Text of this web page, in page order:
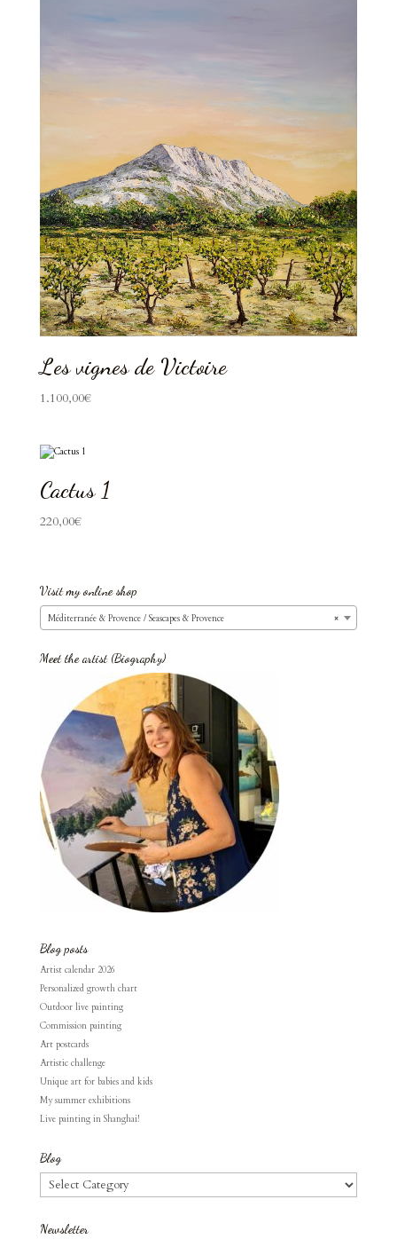
Les vignes de Victoire
1.100,00€
Cactus 1
220,00€
Visit my online shop
×
Méditerranée & Provence / Seascapes & Provence
Meet the artist (Biography)
Blog posts
Artist calendar 2026
Personalized growth chart
Outdoor live painting
Commission painting
Art postcards
Artistic challenge
Unique art for babies and kids
My summer exhibitions
Live painting in Shanghai!
Blog
Blog
Newsletter